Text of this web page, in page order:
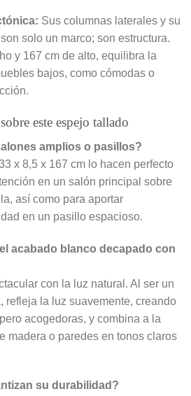
Sus columnas laterales y su
solo un marco; son estructura.
y 167 cm de alto, equilibra la
bajos, como cómodas o
este espejo tallado
amplios o pasillos?
x 8,5 x 167 cm lo hacen perfecto
en un salón principal sobre
así como para aportar
en un pasillo espacioso.
acabado blanco decapado con
con la luz natural. Al ser un
refleja la luz suavemente, creando
acogedoras, y combina a la
madera o paredes en tonos claros
su durabilidad?